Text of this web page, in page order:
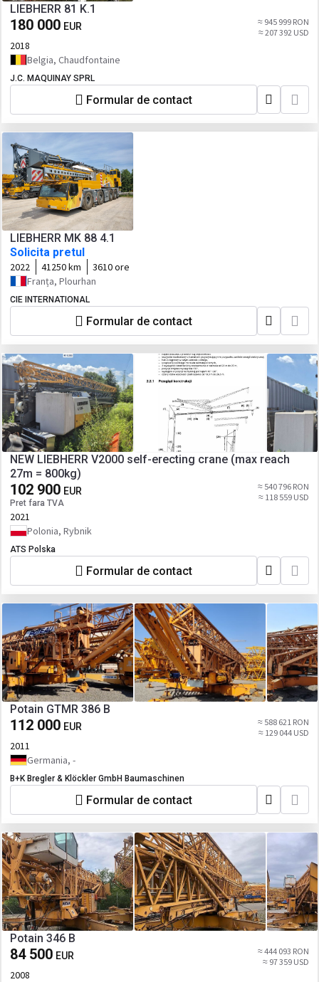
LIEBHERR 81 K.1
180 000 EUR
≈ 945 999 RON
≈ 207 392 USD
2018
Belgia, Chaudfontaine
J.C. MAQUINAY SPRL
Formular de contact
LIEBHERR MK 88 4.1
Solicita pretul
2022 41250 km
3610 ore
Franța, Plourhan
CIE INTERNATIONAL
Formular de contact
NEW LIEBHERR V2000 self-erecting crane (max reach
27m = 800kg)
102 900 EUR
Pret fara TVA
≈ 540 796 RON
≈ 118 559 USD
2021
Polonia, Rybnik
ATS Polska
Formular de contact
Potain GTMR 386 B
112 000 EUR
≈ 588 621 RON
≈ 129 044 USD
2011
Germania, -
B+K Bregler & Klöckler GmbH Baumaschinen
Formular de contact
Potain 346 B
84 500 EUR
≈ 444 093 RON
≈ 97 359 USD
2008